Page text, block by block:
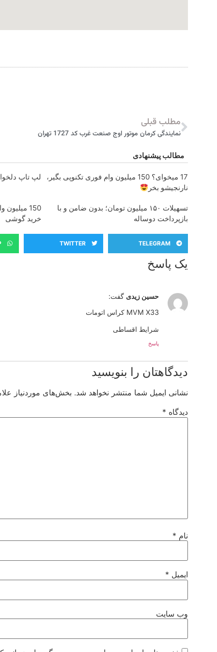
مطلب قبلی
نمایندگی کرمان موتور اوج صنعت غرب کد 1727 تهران
مطالب پیشنهادی
17 میخوای؟ 150 میلیون وام فوری تکنوپی بگیر،
نارنجیشو بخر
لپ تاپ دلخواهت،
تسهیلات ۱۵۰ میلیون تومان؛ بدون ضامن و با
بازپرداخت دوساله
150
خرید گوشی
TELEGRAM
TWITTER
یک پاسخ
حسین زیدی گفت:
MVM X33 کراس اتومات
شرایط اقساطی
پاسخ
دیدگاهتان را بنویسید
نشانی ایمیل شما منتشر نخواهد شد. بخش‌های موردنیاز
دیدگاه *
نام *
ایمیل *
وب‌ سایت